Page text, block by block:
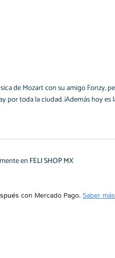
de Mozart con su amigo Fonzy,
por toda la ciudad. ¡Además hoy es
en FELI SHOP MX
con Mercado Pago. Saber más